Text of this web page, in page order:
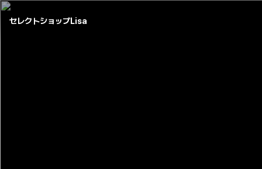
セレクトショップLisa